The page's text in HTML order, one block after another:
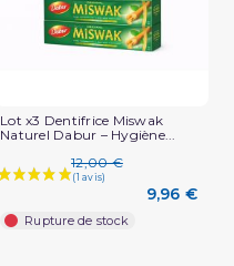
Lot x3 Dentifrice Miswak
Naturel Dabur – Hygiène...
12,00 €
9,96 €
Rupture de stock